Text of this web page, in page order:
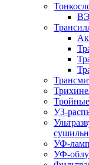
УЗ-
УФ-
УФ-